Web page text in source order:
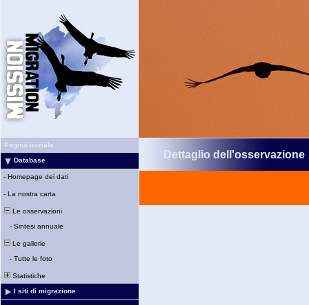
Pagina iniziale
Database
- Homepage dei dati
- La nostra carta
Le osservazioni
- Sintesi annuale
Le gallerie
- Tutte le foto
Statistiche
I siti di migrazione
Dettaglio dell'osservazione